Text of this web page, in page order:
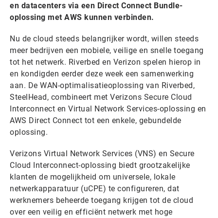
en datacenters via een Direct Connect Bundle-
oplossing met AWS kunnen verbinden.
Nu de cloud steeds belangrijker wordt, willen steeds
meer bedrijven een mobiele, veilige en snelle toegang
tot het netwerk. Riverbed en Verizon spelen hierop in
en kondigden eerder deze week een samenwerking
aan. De WAN-optimalisatieoplossing van Riverbed,
SteelHead, combineert met Verizons Secure Cloud
Interconnect en Virtual Network Services-oplossing en
AWS Direct Connect tot een enkele, gebundelde
oplossing.
Verizons Virtual Network Services (VNS) en Secure
Cloud Interconnect-oplossing biedt grootzakelijke
klanten de mogelijkheid om universele, lokale
netwerkapparatuur (uCPE) te configureren, dat
werknemers beheerde toegang krijgen tot de cloud
over een veilig en efficiënt netwerk met hoge